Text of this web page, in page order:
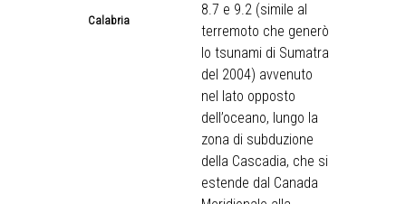
Calabria
8.7 e 9.2 (simile al
terremoto che generò
lo tsunami di Sumatra
del 2004) avvenuto
nel lato opposto
dell’oceano, lungo la
zona di subduzione
della Cascadia, che si
estende dal Canada